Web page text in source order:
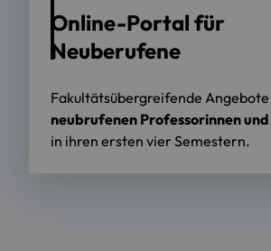
Online-Portal für
Neuberufene
Fakultätsübergreifende
neubrufenen Professorinnen
in ihren ersten vier Semestern.